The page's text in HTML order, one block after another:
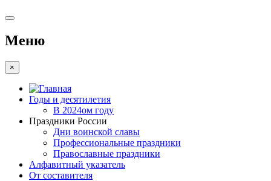
Меню
×
Годы и десятилетия
В 2024ом году
Праздники России
Дни воинской славы
Профессиональные праздники
Православные праздники
Алфавитный указатель
От составителя